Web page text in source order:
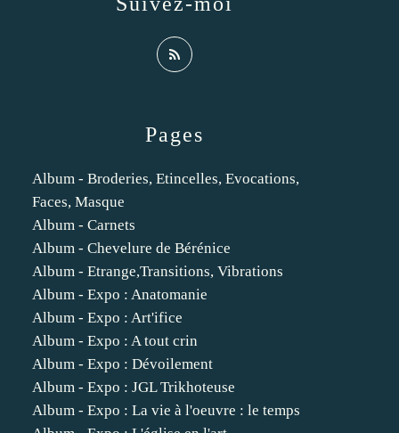
Pages
Album - Broderies, Etincelles, Evocations,
Faces, Masque
Album - Carnets
Album - Chevelure de Bérénice
Album - Etrange,Transitions, Vibrations
Album - Expo : Anatomanie
Album - Expo : Art'ifice
Album - Expo : A tout crin
Album - Expo : Dévoilement
Album - Expo : JGL Trikhoteuse
Album - Expo : La vie à l'oeuvre : le temps